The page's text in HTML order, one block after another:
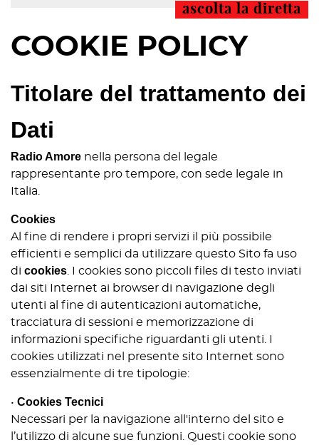
ascolta la diretta
COOKIE POLICY
Titolare del trattamento dei
Dati
Radio Amore nella persona del legale
rappresentante pro tempore, con sede legale in
Italia.
Cookies
Al fine di rendere i propri servizi il più possibile
efficienti e semplici da utilizzare questo Sito fa uso
di cookies. I cookies sono piccoli files di testo inviati
dai siti Internet ai browser di navigazione degli
utenti al fine di autenticazioni automatiche,
tracciatura di sessioni e memorizzazione di
informazioni specifiche riguardanti gli utenti. I
cookies utilizzati nel presente sito Internet sono
essenzialmente di tre tipologie:
• Cookies Tecnici
Necessari per la navigazione all'interno del sito e
l’utilizzo di alcune sue funzioni. Questi cookie sono